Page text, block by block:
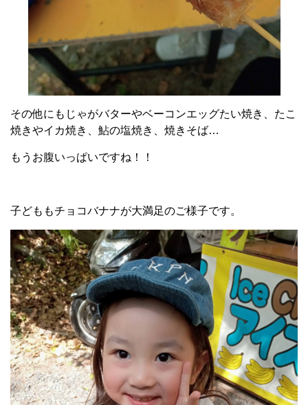
その他にもじゃがバターやベーコンエッグたい焼き、たこ
焼きやイカ焼き、鮎の塩焼き、焼きそば…
もうお腹いっぱいですね！！
子どももチョコバナナが大満足のご様子です。